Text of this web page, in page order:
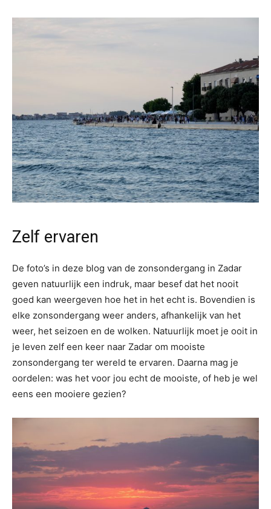
Zelf ervaren
De foto’s in deze blog van de zonsondergang in Zadar
geven natuurlijk een indruk, maar besef dat het nooit
goed kan weergeven hoe het in het echt is. Bovendien is
elke zonsondergang weer anders, afhankelijk van het
weer, het seizoen en de wolken. Natuurlijk moet je ooit in
je leven zelf een keer naar Zadar om mooiste
zonsondergang ter wereld te ervaren. Daarna mag je
oordelen: was het voor jou echt de mooiste, of heb je wel
eens een mooiere gezien?